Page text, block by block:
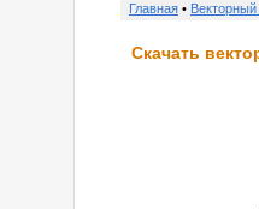
Главная • Векторный
Скачать